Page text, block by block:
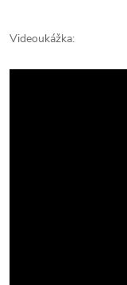
Videoukážka: